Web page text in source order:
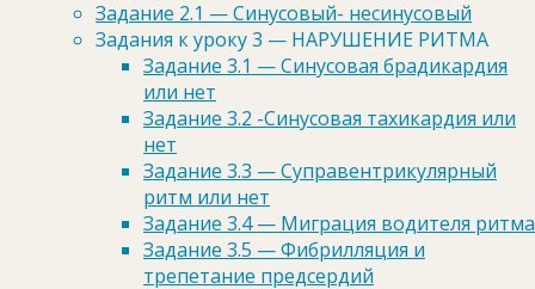
Задание 2.1 — Синусовый- несинусовый
Задания к уроку 3 — НАРУШЕНИЕ РИТМА
Задание 3.1 — Синусовая брадикардия
или нет
Задание 3.2 -Синусовая тахикардия или
нет
Задание 3.3 — Суправентрикулярный
ритм или нет
Задание 3.4 — Миграция водителя ритма
Задание 3.5 — Фибрилляция и
трепетание предсердий
реполяризации типичного вида в
области боковой стеки на фоне
высоких зубцов R или чаще в
сочетании с положительными
критериями ГМЛЖ (ИСЛ или КВП).
Небольшая опечатка в слове
«стенки». А сайт отличный, спасибо!